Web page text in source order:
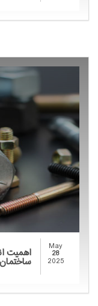
May
28
2025 اهمیت